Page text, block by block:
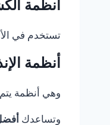
أنظمة
تستخدم في
أنظمة
وهي أنظمة يتم
وتساعدك